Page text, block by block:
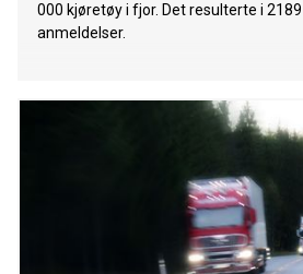
000 kjøretøy i fjor. Det resulterte i
anmeldelser.